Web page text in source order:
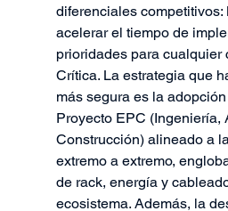
diferenciales competitivos:
acelerar el tiempo de
prioridades para cualquier
Crítica. La estrategia que
más segura es la
Proyecto EPC (Ingeniería,
Construcción) alineado a
extremo a extremo,
de rack, energía y
ecosistema. Además, la